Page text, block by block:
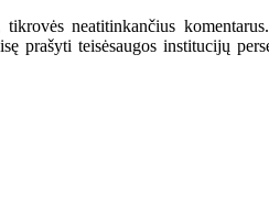
neatitinkančius
prašyti teisėsaugos institucijų